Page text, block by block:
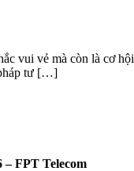
vui vẻ mà còn là cơ
tư […]
FPT Telecom